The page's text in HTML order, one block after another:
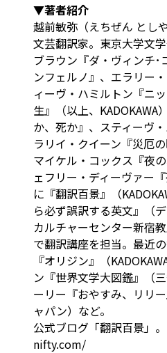
▼著者紹介
越前敏弥（えちぜん としや
文芸翻訳家。東京大学文
ブラウン『ダ・ヴィンチ･
ンフェルノ』、エラリー
ィーヴ・ハミルトン『ニ
生』（以上、KADOKAWA
か、死か』、スティーヴ
ラリイ・クイーン『災厄
マイケル・コックス『夜
ェフリー・ディーヴァー
に『翻訳百景』（
ら必ず誤訳する英文』（
カルチャーセンター新宿
で翻訳講座を担当。最近
『オリジン』（
ン『世界文学大図鑑』（
ーリー『おやすみ、リリ
ャパン）など。
公式ブログ「翻訳百景
nifty.com/